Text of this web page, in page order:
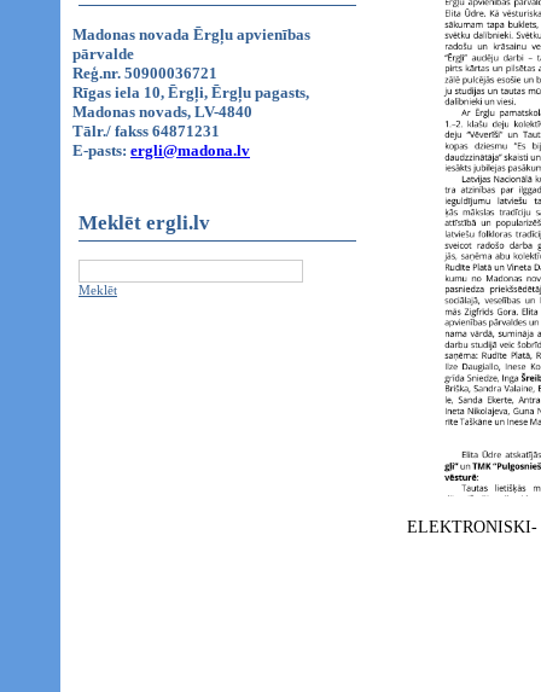
Madonas novada Ērgļu apvienības
pārvalde
Reģ.nr. 50900036721
Rīgas iela 10, Ērgļi, Ērgļu pagasts,
Madonas novads, LV-4840
Tālr./ fakss 64871231
E-pasts: ergli@madona.lv
Meklēt ergli.lv
Meklēt
ELEKTRONISKI-